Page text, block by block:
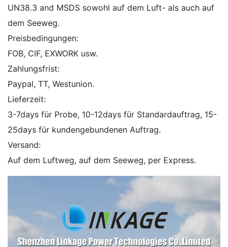
UN38.3 and MSDS sowohl auf dem Luft- als auch auf
dem Seeweg.
Preisbedingungen:
FOB, CIF, EXWORK usw.
Zahlungsfrist:
Paypal, TT, Westunion.
Lieferzeit:
3-7days für Probe, 10-12days für Standardauftrag, 15-
25days für kundengebundenen Auftrag.
Versand:
Auf dem Luftweg, auf dem Seeweg, per Express.